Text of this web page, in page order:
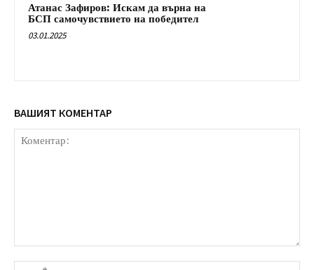
Атанас Зафиров: Искам да върна на
БСП самочувствието на победител
03.01.2025
ВАШИЯТ КОМЕНТАР